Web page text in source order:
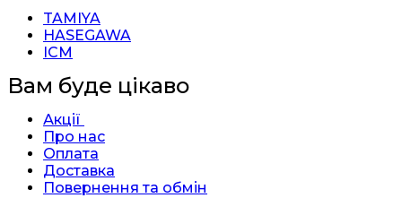
TAMIYA
HASEGAWA
ICM
Вам буде цікаво
Акції
Про нас
Оплата
Доставка
Повернення та обмін